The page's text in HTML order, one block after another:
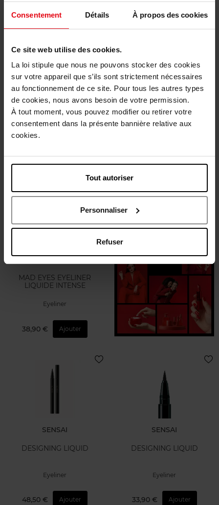
Consentement Détails À propos des cookies
Ce site web utilise des cookies.
La loi stipule que nous ne pouvons stocker des cookies
sur votre appareil que s’ils sont strictement nécessaires
au fonctionnement de ce site. Pour tous les autres types
de cookies, nous avons besoin de votre permission.
À tout moment, vous pouvez modifier ou retirer votre
consentement dans la présente bannière relative aux
cookies.
Tout autoriser
Personnaliser
Refuser
STENDHAL
36,50 € Ajouter
STENDHAL
Feutre Liner
42,50 € Ajouter
GUERLAIN
MAD EYES EYELINER
LIQUIDE INTENSE
Eyeliner
38,90 € Ajouter
SENSAI
DESIGNING LIQUID
Eyeliner
48,50 € Ajouter
SENSAI
DESIGNING LIQUID
Eyeliner
33,90 € Ajouter